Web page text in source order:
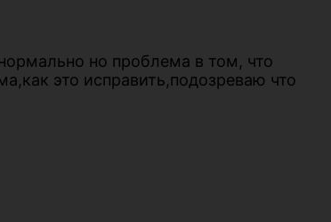
но проблема в том, что
это исправить,подозреваю что